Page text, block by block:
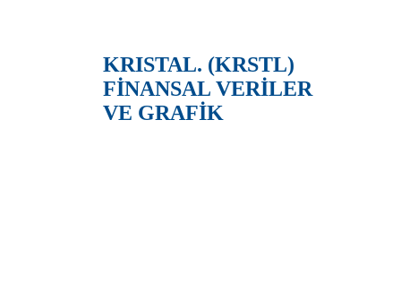
KRISTAL. (KRSTL)
FİNANSAL VERİLER
VE GRAFİK